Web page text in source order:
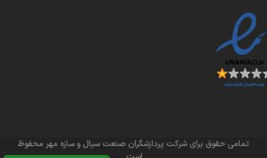
تمامی حقوق برای شرکت پردازشگران صنعت سیال و سازه مهر محفوظ